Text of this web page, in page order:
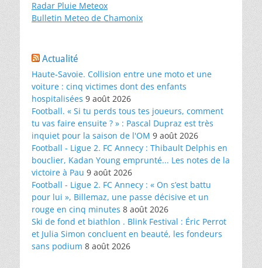
Radar Pluie Meteox
Bulletin Meteo de Chamonix
Actualité
Haute-Savoie. Collision entre une moto et une
voiture : cinq victimes dont des enfants
hospitalisées 9 août 2026
Football. « Si tu perds tous tes joueurs, comment
tu vas faire ensuite ? » : Pascal Dupraz est très
inquiet pour la saison de l'OM 9 août 2026
Football - Ligue 2. FC Annecy : Thibault Delphis en
bouclier, Kadan Young emprunté... Les notes de la
victoire à Pau 9 août 2026
Football - Ligue 2. FC Annecy : « On s’est battu
pour lui », Billemaz, une passe décisive et un
rouge en cinq minutes 8 août 2026
Ski de fond et biathlon . Blink Festival : Éric Perrot
et Julia Simon concluent en beauté, les fondeurs
sans podium 8 août 2026